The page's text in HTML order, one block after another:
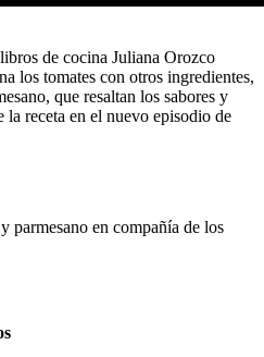
de cocina Juliana Orozco
los tomates con otros ingredientes,
que resaltan los sabores y
la receta en el nuevo episodio de
parmesano en compañía de los